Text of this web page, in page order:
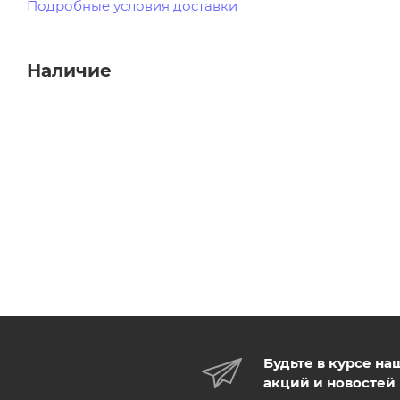
Подробные условия доставки
Наличие
Будьте в курсе
акций и новостей